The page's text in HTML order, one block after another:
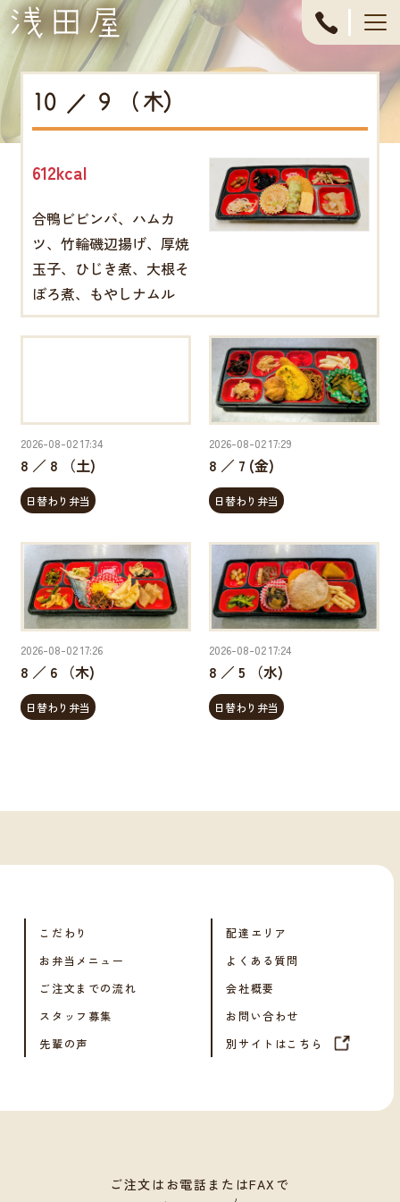
053-
4611
10 ／ 9 （木)
612kcal
合鴨ビビンバ、ハムカ
ツ、竹輪磯辺揚げ、厚焼
玉子、ひじき煮、大根そ
ぼろ煮、もやしナムル
2026-08-02 17:34
8 ／ 8 （土)
日替わり弁当
2026-08-02 17:29
8 ／ 7 (金)
日替わり弁当
2026-08-02 17:26
8 ／ 6 （木)
日替わり弁当
2026-08-02 17:24
8 ／ 5 （水)
日替わり弁当
ご注文はお電話またはFAXで
こだわり
お弁当メニュー
ご注文までの流れ
スタッフ募集
先輩の声
配達エリア
よくある質問
会社概要
お問い合わせ
別サイトはこちら